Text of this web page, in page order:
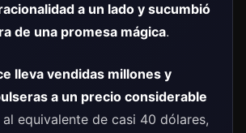
a un lado y sucumbió
de una promesa mágica.
lleva vendidas millones y
a un precio considerable
equivalente de casi 40 dólares,